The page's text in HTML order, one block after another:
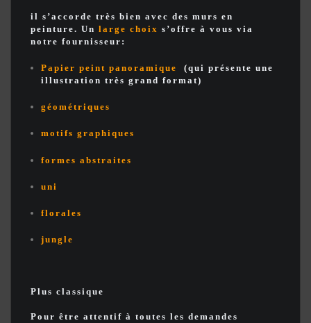
il s’accorde très bien avec des murs en
peinture. Un large choix s’offre à vous via
notre fournisseur:
Papier peint panoramique (qui présente une
illustration très grand format)
géométriques
motifs graphiques
formes abstraites
uni
florales
jungle
Plus classique
Pour être attentif à toutes les demandes